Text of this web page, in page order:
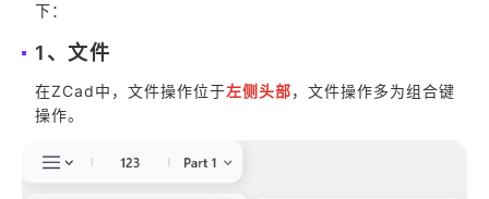
下：
1、文件
在ZCad中，文件操作位于左侧头部，文件操作多为组合键
操作。